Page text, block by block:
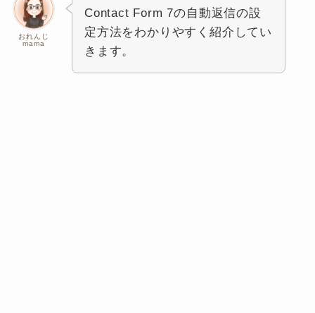
おれんじ
mama
Contact Form 7の自動返信の設
定方法をわかりやすく紹介してい
きます。